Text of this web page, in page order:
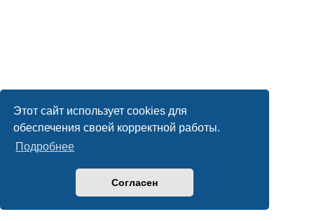
Этот сайт использует cookies для
обеспечения своей корректной работы.
Подробнее
Согласен